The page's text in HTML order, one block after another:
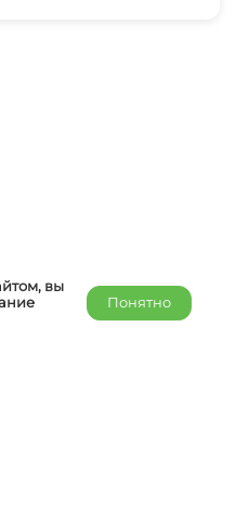
вы
Понятно